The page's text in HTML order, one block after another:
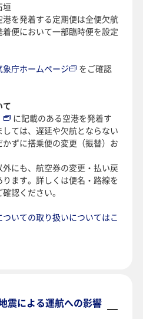
垣
を発着する定期便は全便欠航
便において一部臨時便を設定
象庁ホームページ
をご確認
て
に記載のある空港を発着す
ては、遅延や欠航とならない
ずに搭乗便の変更（振替）お
にも、航空券の変更・払い戻
ます。詳しくは便名・路線を
認ください。
いての取り扱いについてはこ
震による運航への影響